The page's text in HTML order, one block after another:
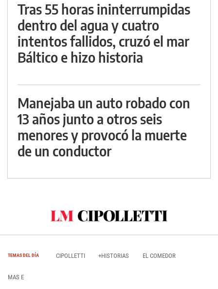
Tras 55 horas ininterrumpidas
dentro del agua y cuatro
intentos fallidos, cruzó el mar
Báltico e hizo historia
Manejaba un auto robado con
13 años junto a otros seis
menores y provocó la muerte
de un conductor
TEMAS DEL DÍA CIPOLLETTI +HISTORIAS EL COMEDOR
MAS E